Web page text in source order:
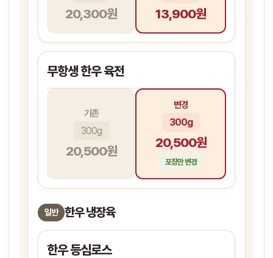
20,300원 13,900원
무항생 한우 육전
기존
20,500원
300g
변경
20,500원
300g
포장만 변경
일반 한우 냉장육
한우 등심로스